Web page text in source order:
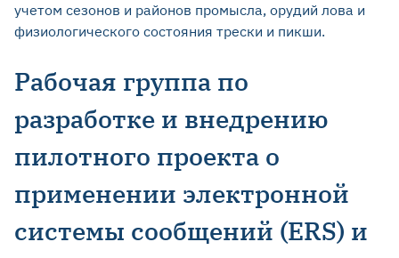
учетом сезонов и районов промысла, орудий лова и
физиологического состояния трески и пикши.
Рабочая группа по
разработке и внедрению
пилотного проекта о
применении электронной
системы сообщений (ERS) и